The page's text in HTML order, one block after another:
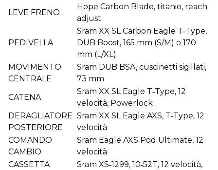
LEVE FRENO
Hope Carbon Blade, titanio, reach
adjust
PEDIVELLA
Sram XX SL Carbon Eagle T‑Type,
DUB Boost, 165 mm (S/M) o 170
mm (L/XL)
MOVIMENTO
CENTRALE
Sram DUB BSA, cuscinetti sigillati,
73 mm
CATENA
Sram XX SL Eagle T‑Type, 12
velocità, Powerlock
DERAGLIATORE
POSTERIORE
Sram XX SL Eagle AXS, T‑Type, 12
velocità
COMANDO
CAMBIO
Sram Eagle AXS Pod Ultimate, 12
velocità
CASSETTA
Sram XS‑1299, 10‑52T, 12 velocità,